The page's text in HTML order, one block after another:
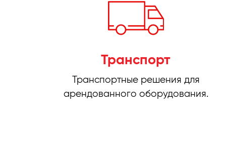
Транспорт
Транспортные решения для
арендованного оборудования.